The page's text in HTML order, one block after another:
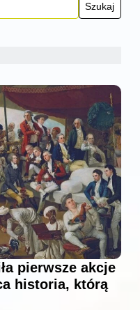
pierwsze akcje
historia, którą